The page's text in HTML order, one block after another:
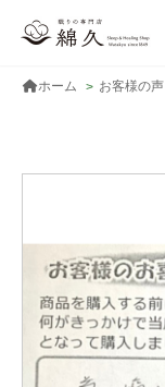
ホーム お客様の声